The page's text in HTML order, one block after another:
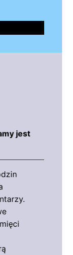
jest